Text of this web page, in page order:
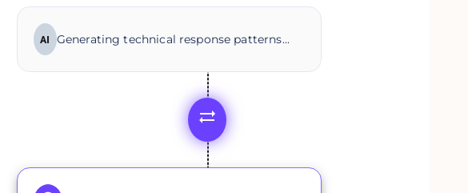
AI Generating technical response patterns...